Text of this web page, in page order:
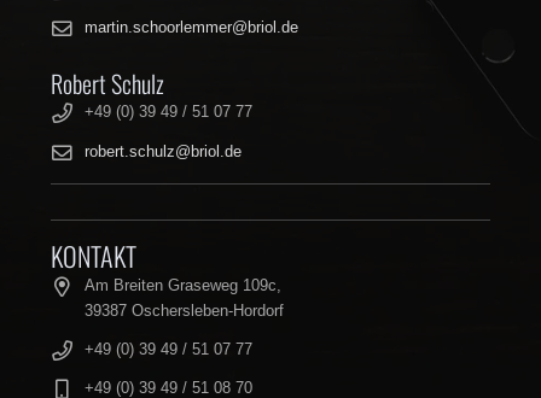
martin.schoorlemmer@briol.de
Robert Schulz
+49 (0) 39 49 / 51 07 77
robert.schulz@briol.de
KONTAKT
Am Breiten Graseweg 109c,
39387 Oschersleben-Hordorf
+49 (0) 39 49 / 51 07 77
+49 (0) 39 49 / 51 08 70